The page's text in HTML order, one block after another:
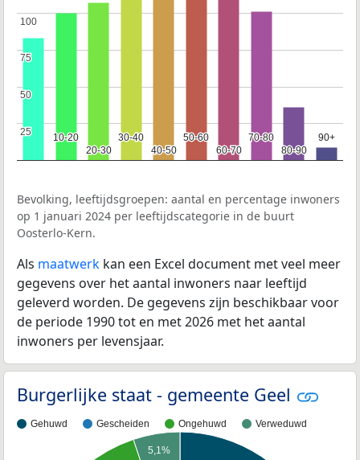
10-20
10-20
20-30
20-30
30-40
30-40
40-50
40-50
50-60
50-60
60-70
60-70
70-80
70-80
80-90
80-90
90+
90+
25
25
50
50
75
75
100
100
Bevolking, leeftijdsgroepen: aantal en percentage inwoners
op 1 januari 2024 per leeftijdscategorie in de buurt
Oosterlo-Kern.
Als maatwerk kan een Excel document met veel meer
gegevens over het aantal inwoners naar leeftijd
geleverd worden. De gegevens zijn beschikbaar voor
de periode 1990 tot en met 2026 met het aantal
inwoners per levensjaar.
Burgerlijke staat - gemeente Geel
Gehuwd Gescheiden Ongehuwd Verweduwd
5,1%